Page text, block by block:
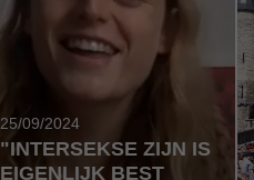
25/09/2024
"INTERSEKSE ZIJN IS
EIGENLIJK BEST